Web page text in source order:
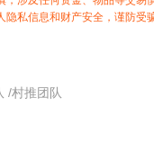
私信息和财产安全，谨防受
/村推团队